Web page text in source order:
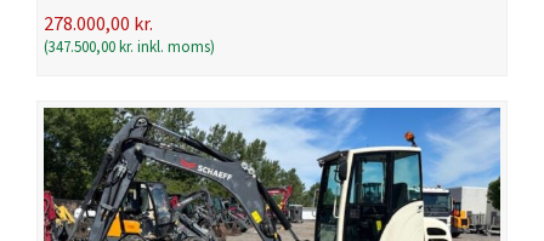
278.000,00 kr.
(347.500,00kr. inkl. moms)